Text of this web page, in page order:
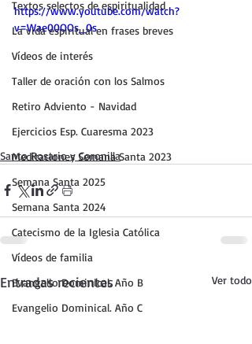
Textos selectos de espiritualidad
La vida espiritual en frases breves
Vídeos de interés
Taller de oración con los Salmos
Retiro Adviento - Navidad
Ejercicios Esp. Cuaresma 2023
Meditaciones Semana Santa 2023
Semana Santa 2025
Semana Santa 2024
Catecismo de la Iglesia Católica
Vídeos de familia
Evangelio Dominical. Año B
Evangelio Dominical. Año C
https://www.youtube.com/watch?
v=Wae00OOs_0s
Santo Rosario y Coronilla
Entradas recientes Ver todo